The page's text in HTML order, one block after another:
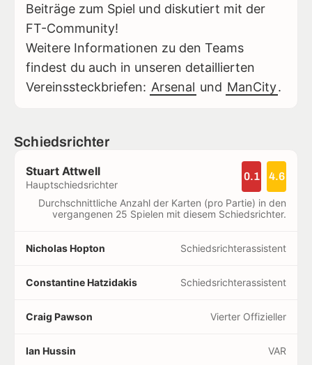
Beiträge zum Spiel und diskutiert mit der
FT-Community!
Weitere Informationen zu den Teams
findest du auch in unseren detaillierten
Vereinssteckbriefen: Arsenal und ManCity.
Schiedsrichter
Stuart Attwell
Hauptschiedsrichter
0.1 4.6
Durchschnittliche Anzahl der Karten (pro Partie) in den
vergangenen 25 Spielen mit diesem Schiedsrichter.
Nicholas Hopton Schiedsrichterassistent
Constantine Hatzidakis Schiedsrichterassistent
Craig Pawson Vierter Offizieller
Ian Hussin VAR